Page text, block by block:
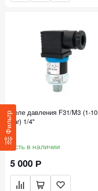
ФильтрРеле давления F31/M3 (1-10
bar) 1/4''
Есть в наличии
5 000 Р